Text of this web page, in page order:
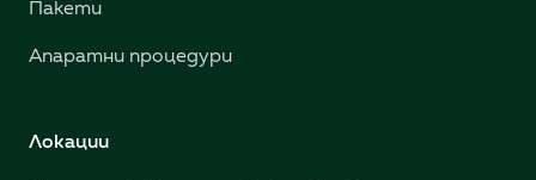
Пакети
Апаратни процедури
Локации